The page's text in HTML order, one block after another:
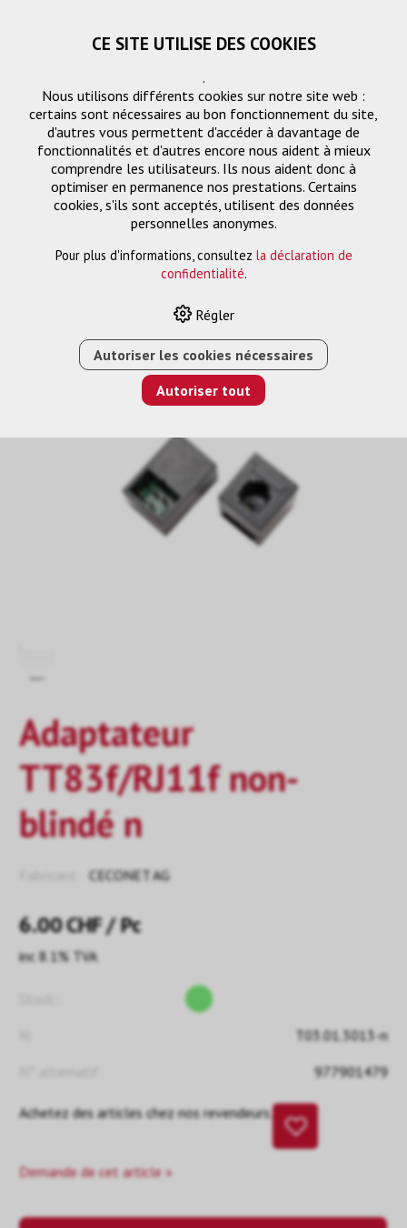
TT83-RJ11
FTTH/RÉSEAU
TT83-RJ11
TT83F/RJ11F NON-BLINDÉ N
Adaptateur
TT83f/RJ11f non-
blindé n
CECONET AG
6.00CHF/ Pc
inc 8.1% TVA
T03.01.3013-n
977901479
Achetez des articles chez nos revendeurs.
Demande de cet article »
CE SITE UTILISE DES COOKIES
.
Nous utilisons différents cookies sur notre site web :
certains sont nécessaires au bon fonctionnement du site,
d'autres vous permettent d'accéder à davantage de
fonctionnalités et d'autres encore nous aident à mieux
comprendre les utilisateurs. Ils nous aident donc à
optimiser en permanence nos prestations. Certains
cookies, s'ils sont acceptés, utilisent des données
personnelles anonymes.
Pour plus d'informations, consultez la déclaration de
confidentialité.
Régler
Autoriser les cookies nécessaires
Autoriser tout